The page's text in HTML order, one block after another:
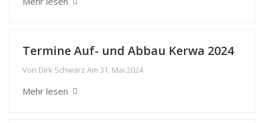
Termine Auf- und Abbau Kerwa 2024
Von Dirk Schwarz Am 31. Mai 2024
Mehr lesen